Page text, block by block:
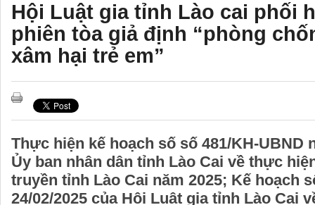
Hội Luật gia tỉnh Lào cai phối
phiên tòa giả định “phòng
xâm hại trẻ em”
Thực hiện kế hoạch số số 481/KH-UBND
Ủy ban nhân dân tỉnh Lào Cai về thực
truyền tỉnh Lào Cai năm 2025; Kế hoạch
24/02/2025 của Hội Luật gia tỉnh Lào Cai